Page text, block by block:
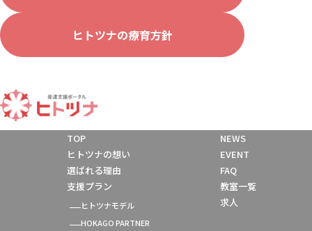
ヒトツナの療育方針
TOP
ヒトツナの想い
選ばれる理由
支援プラン
ヒトツナモデル
HOKAGO PARTNER
NEWS
EVENT
FAQ
教室一覧
求人